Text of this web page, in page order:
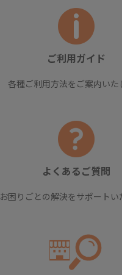
ご利用ガイド
各種ご利用方法をご案内いた
よくあるご質問
お困りごとの解決をサポートい